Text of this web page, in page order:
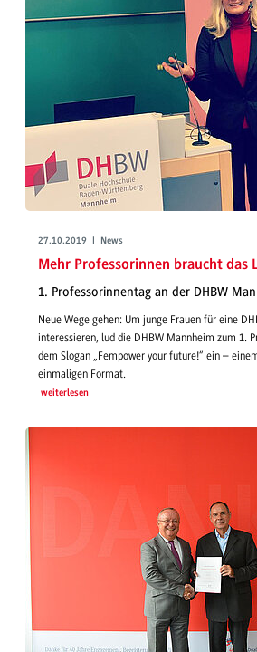
27.10.2019 | News
Mehr Professorinnen braucht das
1. Professorinnentag an der DHBW
Neue Wege gehen: Um junge Frauen für eine
interessieren, lud die DHBW Mannheim zum 1.
dem Slogan „Fempower your future!“ ein –
einmaligen Format.
weiterlesen